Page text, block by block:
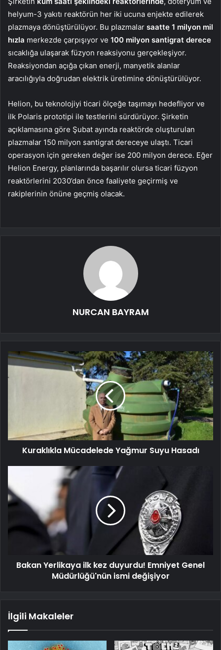
helyum-3 yakıtı reaktörün her iki ucuna enjekte edilerek
plazmaya dönüştürülüyor. Bu plazmalar saatte 1 milyon mil
hızla merkezde çarpışıyor ve 100 milyon santigrat derece
sıcaklığa ulaşarak füzyon reaksiyonu gerçekleşiyor.
Reaksiyondan açığa çıkan enerji, manyetik alanlar
aracılığıyla doğrudan elektrik üretimine dönüştürülüyor.
Helion, bu teknolojiyi ticari ölçeğe taşımayı hedefliyor ve
ilk Polaris prototipi ile testlerini sürdürüyor. Şirketin
açıklamasına göre Şubat ayında reaktörde oluşturulan
plazmalar 150 milyon santigrat dereceye ulaştı. Ticari
operasyon için gereken değer ise 200 milyon derece. Eğer
Helion Energy, planlarında başarılır olursa ticari füzyon
reaktörlerini 2030’dan önce faaliyete geçirmiş ve
rakiplerinin önüne geçmiş olacak.
NURCAN BAYRAM
Kuraklıkla Mücadelede Yağmur Suyu Hasadı
Bakan Yerlikaya ilk kez duyurdu! Emniyet Genel
Müdürlüğü'nün ismi değişiyor
İlgili Makaleler